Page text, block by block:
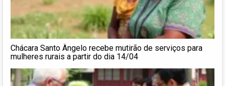
Chácara Santo Ângelo recebe mutirão de serviços para
mulheres rurais a partir do dia 14/04